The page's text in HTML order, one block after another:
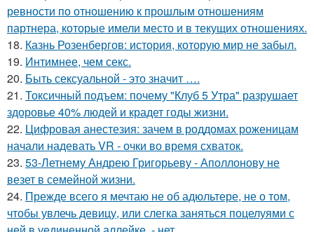
ревности по отношению к прошлым отношениям
партнера, которые имели место и в текущих отношениях.
18. Казнь Розенбергов: история, которую мир не забыл.
19. Интимнее, чем секс.
20. Быть сексуальной - это значит ….
21. Токсичный подъем: почему "Клуб 5 Утра" разрушает
здоровье 40% людей и крадет годы жизни.
22. Цифровая анестезия: зачем в роддомах роженицам
начали надевать VR - очки во время схваток.
23. 53-Летнему Андрею Григорьеву - Аполлонову не
везет в семейной жизни.
24. Прежде всего я мечтаю не об адюльтере, не о том,
чтобы увлечь девицу, или слегка заняться поцелуями с